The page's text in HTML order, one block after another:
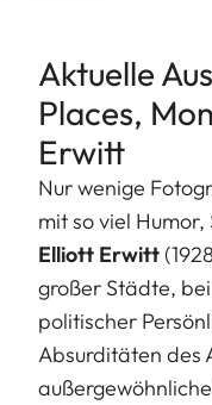
Aktuelle
Places,
Erwitt
Nur wenige
mit so viel
Elliott Erwitt
großer Städte,
politischer
Absurditäten des